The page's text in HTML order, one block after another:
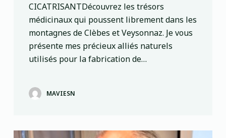
CICATRISANTDécouvrez les trésors
médicinaux qui poussent librement dans les
montagnes de Clèbes et Veysonnaz. Je vous
présente mes précieux alliés naturels
utilisés pour la fabrication de…
MAVIESN